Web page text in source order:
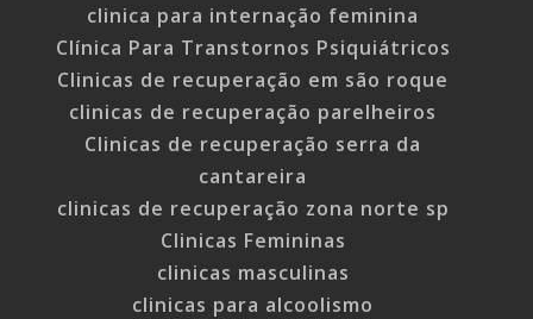
clinica para internação feminina
Clínica Para Transtornos Psiquiátricos
Clinicas de recuperação em são roque
clinicas de recuperação parelheiros
Clinicas de recuperação serra da
cantareira
clinicas de recuperação zona norte sp
Clinicas Femininas
clinicas masculinas
clinicas para alcoolismo